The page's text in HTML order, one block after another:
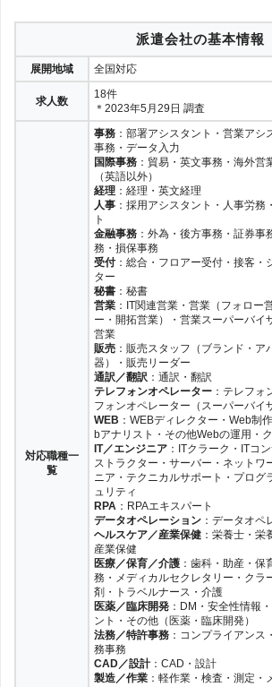
派遣会社の基本情報
展開地域 全国対応
求人数
18件
＊2023年5月29日 調査
対応職種一
覧
事務 ：部署アシスタント・営業アシ
事務・データ入力
国際事務 ：貿易・英文事務・海外営
（英語以外）
経理 ：経理・英文経理
人事 ：採用アシスタント・人事労務
ト
金融事務 ：外為・後方事務・証券
務・損保事務
受付：総合・フロアー受付・接客・
ター
秘書 ：秘書
営業 ：IT関連営業・営業（フォロー
ー・開拓営業）・営業スーパーバイ
営業
販売 ：販売スタッフ（ブランド・ア
器）・販売リーダー
通訳／翻訳 ：通訳・翻訳
テレフォンオペレーター ：テレフォ
フォンオペレーター（スーパーバイ
WEB ：WEBディレクター・Web制
bアナリスト・その他Webの運用・
IT／エンジニア ：ITクラーク・ITコ
ストラクター・サーバー・ネットワ
ニア・テクニカルサポート・プログ
ュリティ
RPA ：RPAエキスパート
データオペレーション ：データオペ
ヘルスケア／産業保健 ：栄養士・栄
産業保健
医療／保育／介護 ：歯科・助産・保
務・メディカルセクレタリー・クラ
剤・トラベルナース・介護
医薬／臨床開発 ：DM・安全性情報
ント・その他（医薬・臨床開発）
法務／特許事務 ：コンプライアン
務事務
CAD／設計：CAD・設計
製造／作業 ：軽作業・検査・測定・